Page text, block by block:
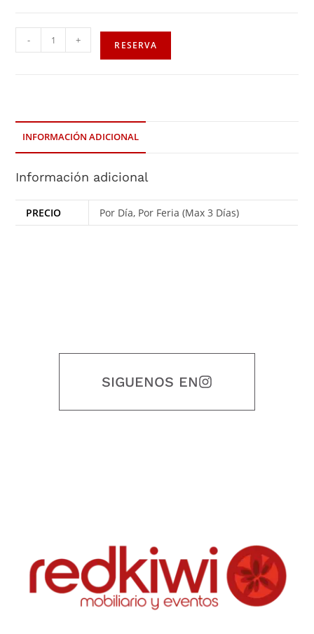
- + RESERVA
INFORMACIÓN ADICIONAL
Información adicional
PRECIO Por Día, Por Feria (Max 3 Días)
SIGUENOS EN